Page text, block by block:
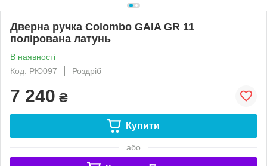
Дверна ручка Colombo GAIA GR 11
полірована латунь
В наявності
Код: РЮ097
Роздріб
7 240 ₴
Купити
або